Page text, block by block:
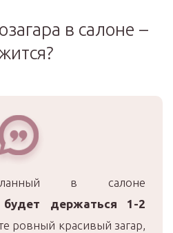
в салоне –
в салоне
будет держаться 1-2
ровный красивый загар,